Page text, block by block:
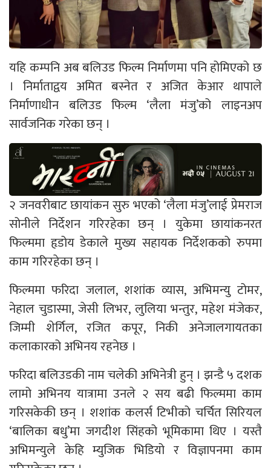
यहि कम्पनि अब बलिउड फिल्म निर्माणमा पनि होमिएको छ
। निर्माताद्वय अमित बस्नेत र अजित केआर थापाले
निर्माणाधीन बलिउड फिल्म ‘लैला मंजु’को लाइनअप
सार्वजनिक गरेका छन् ।
२ जनवरीबाट छायांकन सुरु भएको ‘लैला मंजु’लाई प्रेमराज
सोनीले निर्देशन गरिरहेका छन् । युकेमा छायांकनरत
फिल्ममा हृडोय डेकाले मुख्य सहायक निर्देशकको रुपमा
काम गरिरहेका छन् ।
फिल्ममा फरिदा जलाल, शशांक व्यास, अभिमन्यु टोमर,
नेहाल चुडास्मा, जेसी लिभर, लुलिया भन्तुर, महेश मंजेकर,
जिम्मी शेर्गिल, रजित कपूर, निकी अनेजालगायतका
कलाकारको अभिनय रहनेछ ।
फरिदा बलिउडकी नाम चलेकी अभिनेत्री हुन् । झन्डै ५ दशक
लामो अभिनय यात्रामा उनले २ सय बढी फिल्ममा काम
गरिसकेकी छन् । शशांक कलर्स टिभीको चर्चित सिरियल
‘बालिका बधु’मा जगदीश सिंहको भूमिकामा थिए । यस्तै
अभिमन्युले केहि म्युजिक भिडियो र विज्ञापनमा काम